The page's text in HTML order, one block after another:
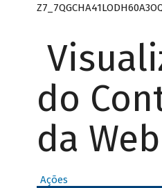
do
da Web
Ações